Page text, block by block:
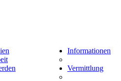
Informationen
Vermittlung